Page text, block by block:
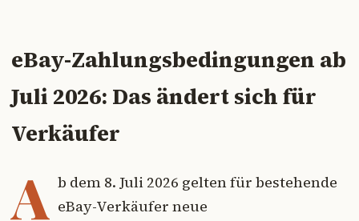
eBay-Zahlungsbedingungen ab
Juli 2026: Das ändert sich für
Verkäufer
A b dem 8. Juli 2026 gelten für bestehende
eBay-Verkäufer neue